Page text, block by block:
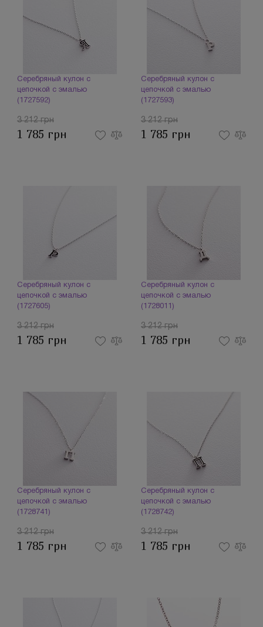
Серебряный кулон с
цепочкой с эмалью
(1727592)
3 212 грн
1 785 грн
Серебряный кулон с
цепочкой с эмалью
(1727593)
3 212 грн
1 785 грн
Серебряный кулон с
цепочкой с эмалью
(1727605)
3 212 грн
1 785 грн
Серебряный кулон с
цепочкой с эмалью
(1728011)
3 212 грн
1 785 грн
Серебряный кулон с
цепочкой с эмалью
(1728741)
3 212 грн
1 785 грн
Серебряный кулон с
цепочкой с эмалью
(1728742)
3 212 грн
1 785 грн